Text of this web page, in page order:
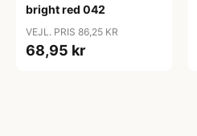
bright red 042
VEJL. PRIS 86,25 KR
68,95 kr